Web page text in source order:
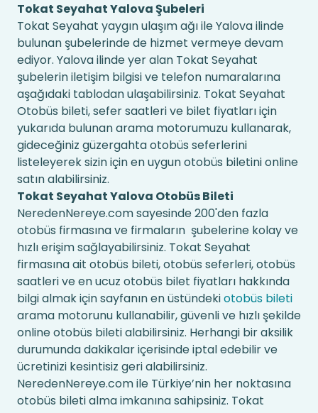
Tokat Seyahat Yalova Şubeleri
Tokat Seyahat yaygın ulaşım ağı ile Yalova ilinde
bulunan şubelerinde de hizmet vermeye devam
ediyor. Yalova ilinde yer alan Tokat Seyahat
şubelerin iletişim bilgisi ve telefon numaralarına
aşağıdaki tablodan ulaşabilirsiniz. Tokat Seyahat
Otobüs bileti, sefer saatleri ve bilet fiyatları için
yukarıda bulunan arama motorumuzu kullanarak,
gideceğiniz güzergahta otobüs seferlerini
listeleyerek sizin için en uygun otobüs biletini online
satın alabilirsiniz.
Tokat Seyahat Yalova Otobüs Bileti
NeredenNereye.com sayesinde 200'den fazla
otobüs firmasına ve firmaların şubelerine kolay ve
hızlı erişim sağlayabilirsiniz. Tokat Seyahat
firmasına ait otobüs bileti, otobüs seferleri, otobüs
saatleri ve en ucuz otobüs bilet fiyatları hakkında
bilgi almak için sayfanın en üstündekiotobüs bileti
arama motorunu kullanabilir, güvenli ve hızlı şekilde
online otobüs bileti alabilirsiniz. Herhangi bir aksilik
durumunda dakikalar içerisinde iptal edebilir ve
ücretinizi kesintisiz geri alabilirsiniz.
NeredenNereye.com ile Türkiye’nin her noktasına
otobüs bileti alma imkanına sahipsiniz. Tokat